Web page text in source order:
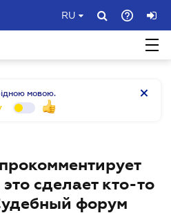
RU
мовою.
сделает кто-то
форум